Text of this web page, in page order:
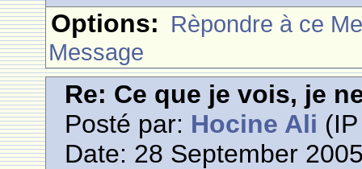
Options: Rèpondre à ce
Message
Re: Ce que je vois, je
Posté par: Hocine Ali
Date: 28 September